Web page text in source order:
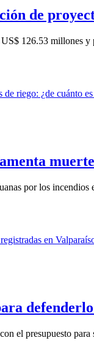
de
126.53 millones
por los incendios
el presupuesto